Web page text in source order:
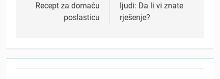
Recept za domaću
poslasticu
ljudi: Da li vi znate
rješenje?